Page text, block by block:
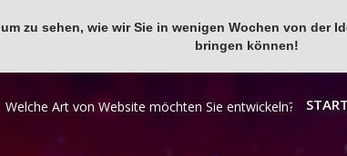
um zu sehen, wie wir Sie in wenigen Wochen von der
bringen können!